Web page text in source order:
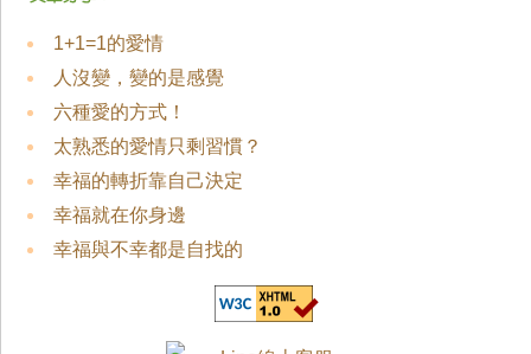
1+1=1的愛情
人沒變，變的是感覺
六種愛的方式！
太熟悉的愛情只剩習慣？
幸福的轉折靠自己決定
幸福就在你身邊
幸福與不幸都是自找的